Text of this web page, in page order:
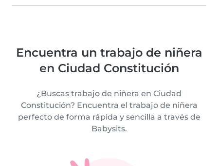
Encuentra un trabajo de niñera
en Ciudad Constitución
¿Buscas trabajo de niñera en Ciudad
Constitución? Encuentra el trabajo de niñera
perfecto de forma rápida y sencilla a través de
Babysits.